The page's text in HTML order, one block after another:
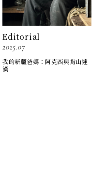
Editorial
2025.07
我的新疆爸媽：阿克西與肯山達
漢